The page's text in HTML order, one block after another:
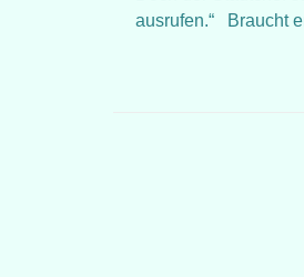
ausrufen.“ Braucht